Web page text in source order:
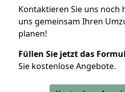
Kontaktieren Sie uns noch
uns gemeinsam Ihren
planen!
Füllen Sie jetzt das
Sie kostenlose Angebote.